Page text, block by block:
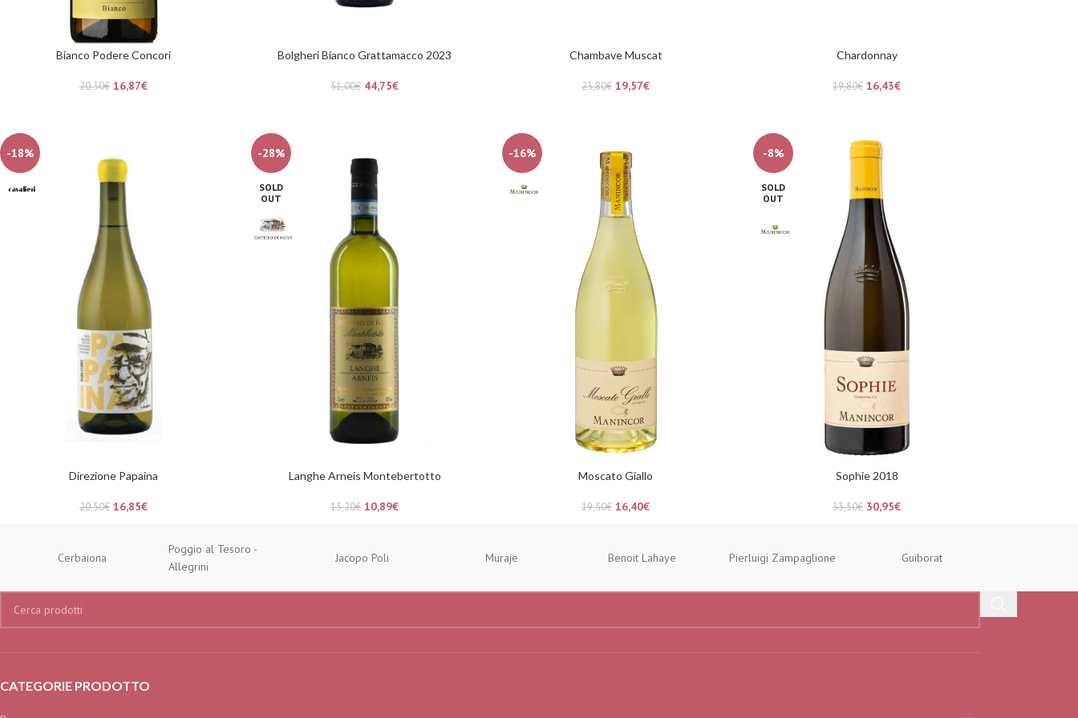
Bianco Podere Concori
20,30€ 16,87€
Bolgheri Bianco Grattamacco 2023
51,00€ 44,75€
Chambave Muscat
23,80€ 19,57€
Chardonnay
19,80€ 16,43€
-18%
Direzione Papaina
20,50€ 16,85€
-28%
SOLD
OUT
Langhe Arneis Montebertotto
15,20€ 10,89€
-16%
Moscato Giallo
19,50€ 16,40€
-8%
SOLD
OUT
Sophie 2018
33,50€ 30,95€
Cerbaiona
Poggio al Tesoro -
Allegrini
Jacopo Poli Muraje Benoit Lahaye Pierluigi Zampaglione Guiborat
CATEGORIE PRODOTTO